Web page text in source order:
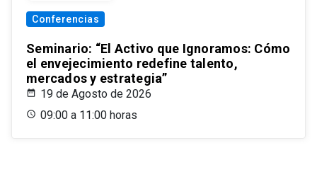
Conferencias
Seminario: “El Activo que Ignoramos: Cómo
el envejecimiento redefine talento,
mercados y estrategia”
19 de Agosto de 2026
09:00 a 11:00 horas